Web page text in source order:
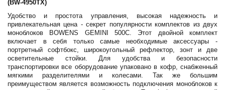
(BW-4950TX)
Удобство и простота управления, высокая надежность и
привлекательная цена - секрет популярности комплектов из двух
моноблоков BOWENS GEMINI 500C. Этот двойной комплект
включает в себя только самые необходимые аксессуары -
портретный софтбокс, широкоугольный рефлектор, зонт и две
осветительные стойки. Для удобства и безопасности
транспортировки все оборудование упаковано в кофр, снабженный
мягкими разделителями и колесами. Так же большим
преимуществом является возможность подключения моноблоков к